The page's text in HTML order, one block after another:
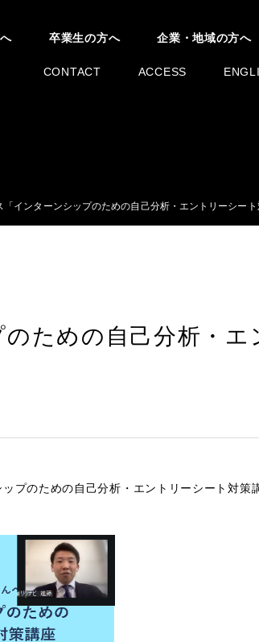
卒業生の方へ 企業・地域の方へ
CONTACT ACCESS
「インターンシップのための自己分析・エントリーシー
ための自己分析・エ
プのための自己分析・エントリーシート対策